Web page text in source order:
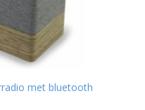
met bluetooth